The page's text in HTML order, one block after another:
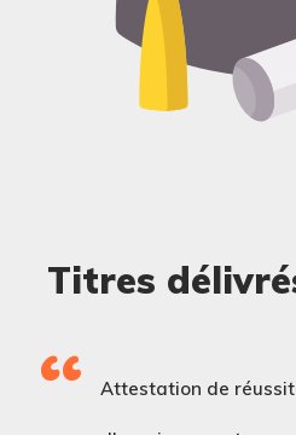
Titres
Attestation de